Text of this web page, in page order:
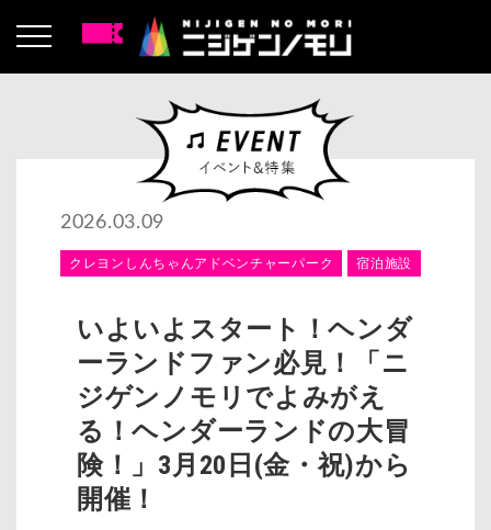
2026.03.09
クレヨンしんちゃんアドベンチャーパーク 宿泊施設
いよいよスタート！ヘンダ
ーランドファン必見！「ニ
ジゲンノモリでよみがえ
る！ヘンダーランドの大冒
険！」3月20日(金・祝)から
開催！